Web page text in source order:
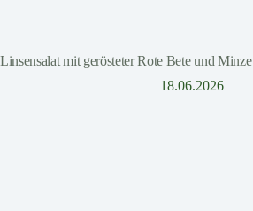
Linsensalat mit gerösteter Rote Bete und Minze
18.06.2026